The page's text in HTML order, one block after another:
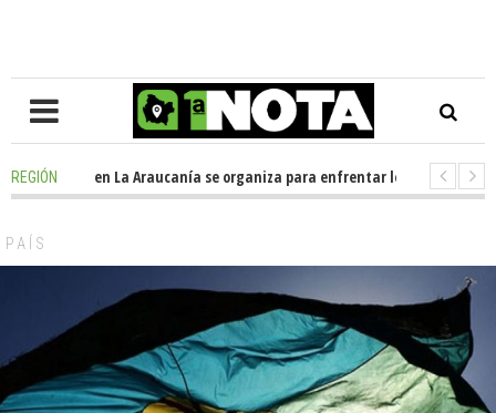
REGIÓN
Oposición en La Araucanía se organiza para enfrentar los impactos de
PAÍS